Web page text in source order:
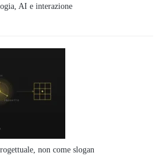
AI e interazione
non come slogan